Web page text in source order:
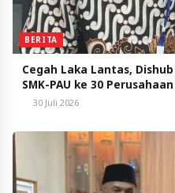
BERITA
Cegah Laka Lantas,
SMK-PAU ke 30
30 Juli 2026